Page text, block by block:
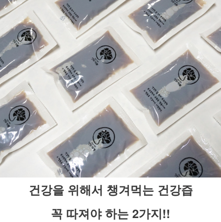
건강을 위해서 챙겨먹는 건강즙
꼭 따져야 하는 2가지!!